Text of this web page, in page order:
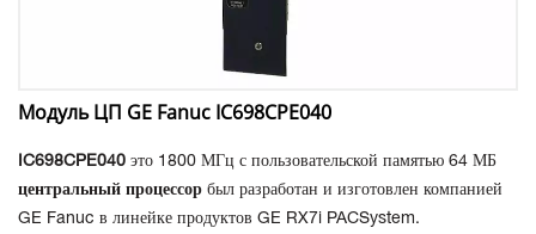
Модуль ЦП GE Fanuc IC698CPE040
IC698CPE040 это 1800 МГц с пользовательской памятью 64 МБ
центральный процессор был разработан и изготовлен компанией
GE Fanuc в линейке продуктов GE RX7i PACSystem.